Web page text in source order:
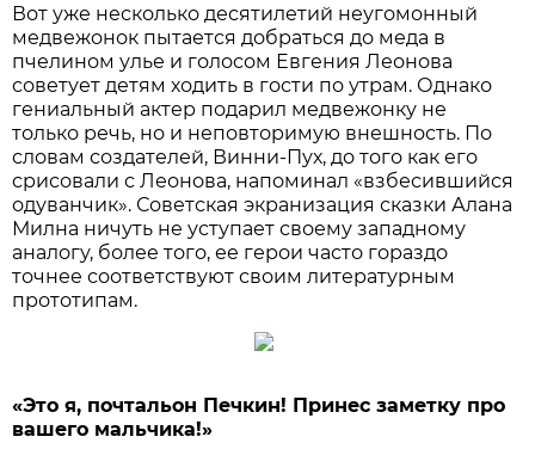
Вот уже несколько десятилетий неугомонный
медвежонок пытается добраться до меда в
пчелином улье и голосом Евгения Леонова
советует детям ходить в гости по утрам. Однако
гениальный актер подарил медвежонку не
только речь, но и неповторимую внешность. По
словам создателей, Винни-Пух, до того как его
срисовали с Леонова, напоминал «взбесившийся
одуванчик». Советская экранизация сказки Алана
Милна ничуть не уступает своему западному
аналогу, более того, ее герои часто гораздо
точнее соответствуют своим литературным
прототипам.
«Это я, почтальон Печкин! Принес заметку про
вашего мальчика!»